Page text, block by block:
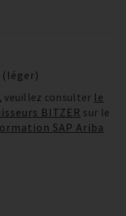
(léger)
veuillez consulter le
BITZER sur le
SAP Ariba